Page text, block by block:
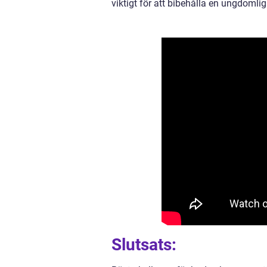
viktigt för att bibehålla en
Slutsats: